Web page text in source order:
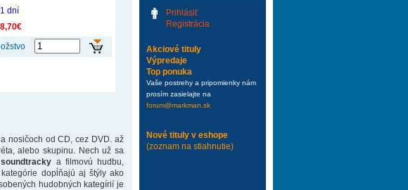
dní
nosičoch od CD, cez DVD. až
alebo skupinu. Nech už sa
,soundtracky a filmovú hudbu,
dopĺňajú aj štýly ako
hudobných kategírií je
Prihlásiť
Registrácia
Akciové tituly
Výpredaje
Top ponuka
Vaše postrehy a pripomienky nám
prosím zasielajte na
forum@markman.sk
Nové tituly v eshope
(zoznam na stiahnutie)